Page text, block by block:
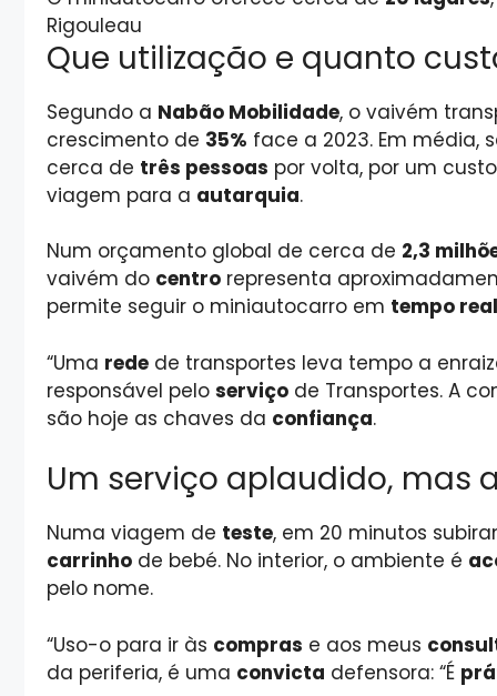
Rigouleau
Que utilização e quanto
Segundo a Nabão Mobilidade, o vaivém
crescimento de 35% face a 2023. Em média,
cerca de três pessoas por volta, por um
viagem para a autarquia.
Num orçamento global de cerca de 2,3
vaivém do centro representa
permite seguir o miniautocarro em tempo real
“Uma rede de transportes leva tempo a
responsável pelo serviço de Transportes. A
são hoje as chaves da confiança.
Um serviço aplaudido, mas
Numa viagem de teste, em 20 minutos
carrinho de bebé. No interior, o ambiente é
pelo nome.
“Uso-o para ir às compras e aos meus
da periferia, é uma convicta defensora: “É